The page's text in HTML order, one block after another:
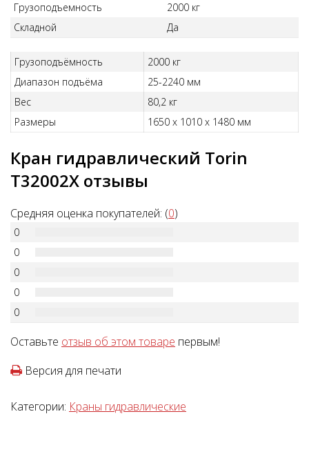
Грузоподъемность
2000 кг
Складной
Да
Грузоподъёмность
2000 кг
Диапазон подъёма
25-2240 мм
Вес
80,2 кг
Размеры
1650 х 1010 х 1480 мм
Кран гидравлический Torin
T32002Х отзывы
Средняя оценка покупателей: (0)
0
0
0
0
0
Оставьте отзыв об этом товаре первым!
Версия для печати
Категории: Краны гидравлические